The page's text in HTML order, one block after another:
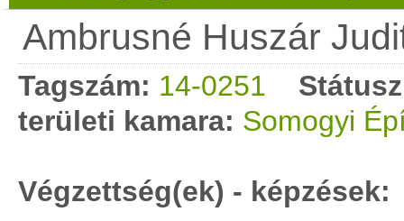
Ambrusné Huszár
Tagszám: 14-0251
területi kamara: Somogyi
Végzettség(ek) - képzések: